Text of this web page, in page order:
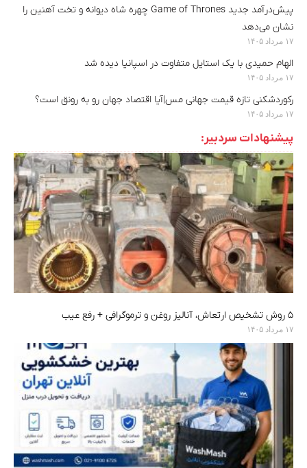
پیش‌درآمد جدید Game of Thrones چهره شاه دیوانه و تخت آهنین را
نشان می‌دهد
۱۷ مرداد ۱۴۰۵
الهام حمیدی با یک استایل متفاوت در اسپانیا دیده شد
۱۷ مرداد ۱۴۰۵
رکوردشکنی تازه قیمت جهانی مس|آیا اقتصاد جهان رو به رونق است؟
۱۷ مرداد ۱۴۰۵
پیشنهادات سردبیر:
۵ روش تشخیص ارتعاش، آنالیز روغن و ترموگرافی + رفع عیب
۱۷ مرداد ۱۴۰۵